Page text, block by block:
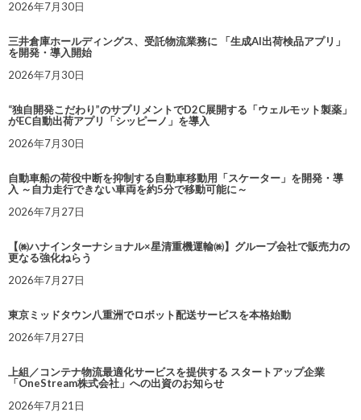
2026年7月30日
三井倉庫ホールディングス、受託物流業務に 「生成AI出荷検品アプリ」
を開発・導入開始
2026年7月30日
“独自開発こだわり”のサプリメントでD2C展開する「ウェルモット製薬」
がEC自動出荷アプリ「シッピーノ」を導入
2026年7月30日
自動車船の荷役中断を抑制する自動車移動用「スケーター」を開発・導
入 ～自力走行できない車両を約5分で移動可能に～
2026年7月27日
【㈱ハナインターナショナル×星清重機運輸㈱】グループ会社で販売力の
更なる強化ねらう
2026年7月27日
東京ミッドタウン八重洲でロボット配送サービスを本格始動
2026年7月27日
上組／コンテナ物流最適化サービスを提供する スタートアップ企業
「OneStream株式会社」への出資のお知らせ
2026年7月21日